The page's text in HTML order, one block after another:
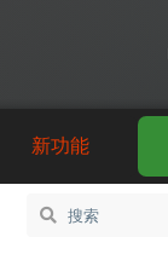
新功能